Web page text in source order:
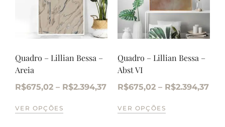
Quadro – Lillian Bessa –
Areia
R$675,02 – R$2.394,37
VER OPÇÕES
Quadro – Lillian Bessa –
Abst VI
R$675,02 – R$2.394,37
VER OPÇÕES